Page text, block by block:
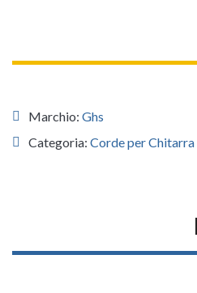
Marchio: Ghs
Categoria: Corde per